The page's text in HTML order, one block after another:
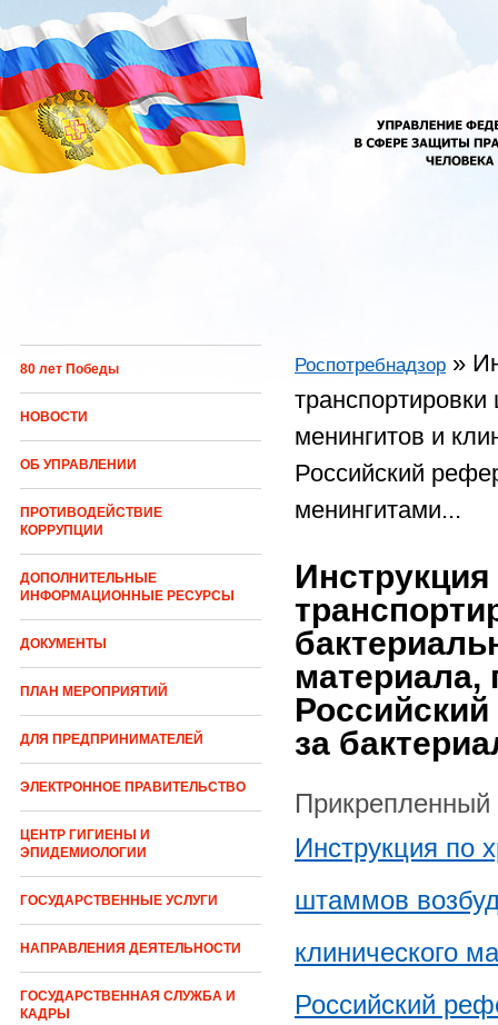
Перейти к основному содержанию
80 лет Победы
НОВОСТИ
ОБ УПРАВЛЕНИИ
ПРОТИВОДЕЙСТВИЕ
КОРРУПЦИИ
ДОПОЛНИТЕЛЬНЫЕ
ИНФОРМАЦИОННЫЕ РЕСУРСЫ
ДОКУМЕНТЫ
ПЛАН МЕРОПРИЯТИЙ
ДЛЯ ПРЕДПРИНИМАТЕЛЕЙ
ЭЛЕКТРОННОЕ ПРАВИТЕЛЬСТВО
ЦЕНТР ГИГИЕНЫ И
ЭПИДЕМИОЛОГИИ
ГОСУДАРСТВЕННЫЕ УСЛУГИ
НАПРАВЛЕНИЯ ДЕЯТЕЛЬНОСТИ
ГОСУДАРСТВЕННАЯ СЛУЖБА И
КАДРЫ
Роспотребнадзор »
менингитов и
Российский
менингитами...
материала,
за
Инструкция по
штаммов
клинического
Российский